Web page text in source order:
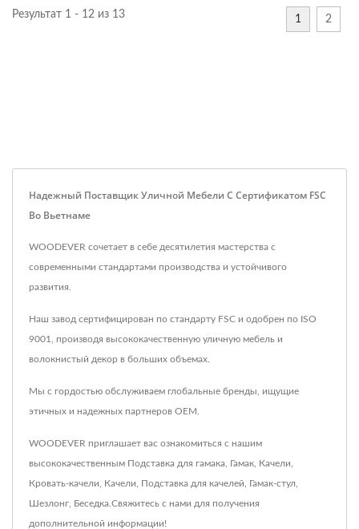
Результат 1 - 12 из 13 1 2
Надежный Поставщик Уличной Мебели С Сертификатом FSC
Во Вьетнаме
WOODEVER сочетает в себе десятилетия мастерства с
современными стандартами производства и устойчивого
развития.
Наш завод сертифицирован по стандарту FSC и одобрен по ISO
9001, производя высококачественную уличную мебель и
волокнистый декор в больших объемах.
Мы с гордостью обслуживаем глобальные бренды, ищущие
этичных и надежных партнеров OEM.
WOODEVER приглашает вас ознакомиться с нашим
высококачественным Подставка для гамака Гамак Качели
Кровать-качели Качели Подставка для качелей Гамак-стул
Шезлонг Беседка Свяжитесь с нами для получения
дополнительной информации!